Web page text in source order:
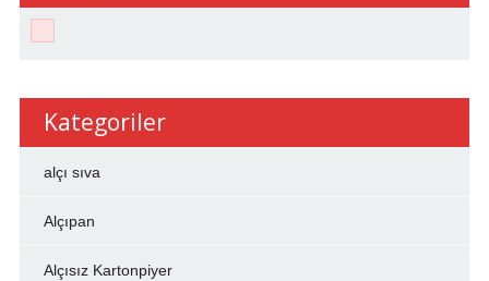
Kategoriler
alçı sıva
Alçıpan
Alçısız Kartonpiyer